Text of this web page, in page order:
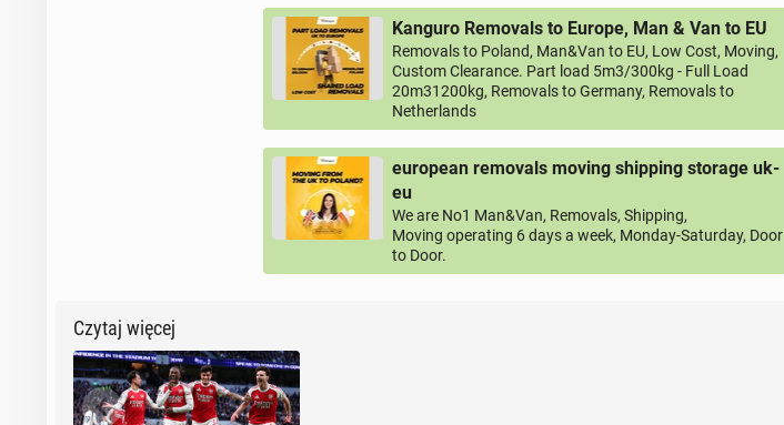
Kanguro Removals to Europe, Man & Van to EU
Removals to Poland, Man&Van to EU, Low Cost, Moving,
Custom Clearance. Part load 5m3/300kg - Full Load
20m31200kg, Removals to Germany, Removals to
Netherlands
european removals moving shipping storage uk-
eu
We are No1 Man&Van, Removals, Shipping,
Moving operating 6 days a week, Monday-Saturday, Door
to Door.
Czytaj więcej